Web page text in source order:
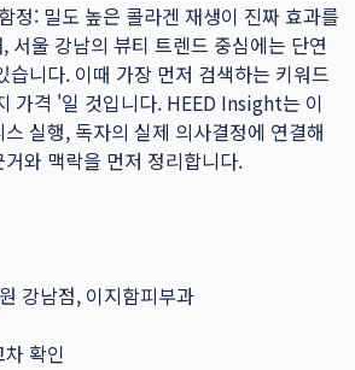
정: 밀도 높은 콜라겐 재생이 진짜 효과를
서울 강남의 뷰티 트렌드 중심에는 단연
습니다. 이때 가장 먼저 검색하는 키워드
가격 '일 것입니다. HEED Insight는 이
실행, 독자의 실제 의사결정에 연결해
와 맥락을 먼저 정리합니다.
강남점, 이지함피부과
확인